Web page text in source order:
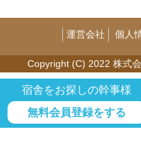
宿舎をお探しの幹事様
無料会員登録をする
運営会社 個人
Copyright (C) 2022 株式